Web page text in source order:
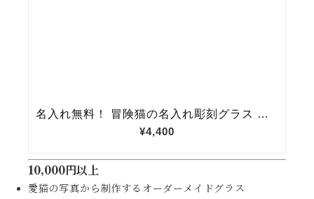
10,000円以上
愛猫の写真から制作するオーダーメイドグラス